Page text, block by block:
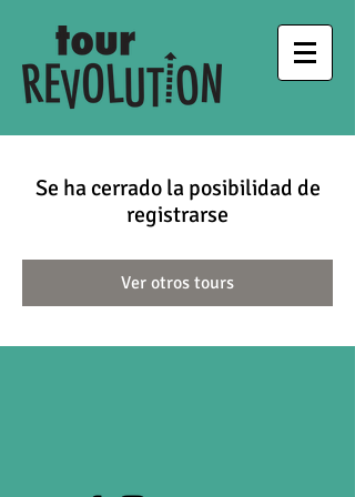
Se ha cerrado la posibilidad de
registrarse
Ver otros tours